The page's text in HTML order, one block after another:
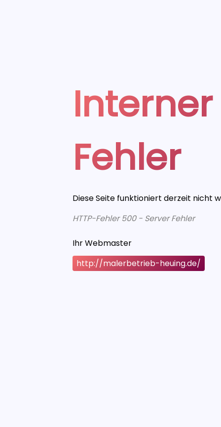
Fehler
Diese Seite funktioniert derzeit nicht
HTTP-Fehler 500 - Server Fehler
Ihr Webmaster
http://malerbetrieb-heuing.de/